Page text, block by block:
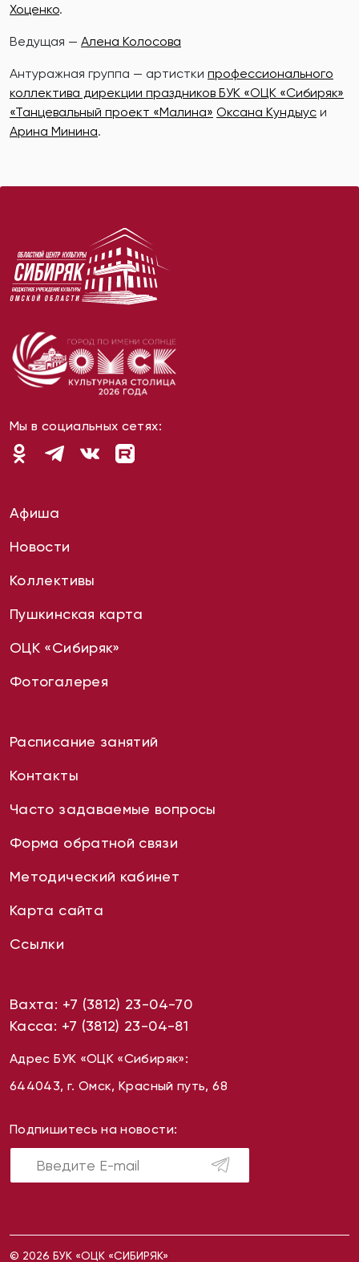
Хоценко.
Ведущая — Алена Колосова
Антуражная группа — артистки профессионального
коллектива дирекции праздников БУК «ОЦК «Сибиряк»
«Танцевальный проект «Малина» Оксана Кундыус и
Арина Минина.
Мы в социальных сетях:
Афиша
Новости
Коллективы
Пушкинская карта
ОЦК «Сибиряк»
Фотогалерея
Расписание занятий
Контакты
Часто задаваемые вопросы
Форма обратной связи
Методический кабинет
Карта сайта
Ссылки
Вахта: +7 (3812) 23-04-70
Касса: +7 (3812) 23-04-81
Адрес БУК «ОЦК «Сибиряк»:
644043, г. Омск, Красный путь, 68
Подпишитесь на новости:
© 2026 БУК «ОЦК «СИБИРЯК»